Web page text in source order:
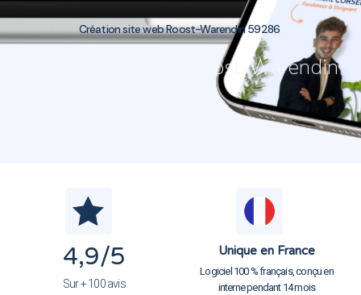
Création site web Roost-Warendin 59286
Création site web Roost-Warendin
4,9/5
Sur + 100 avis
Unique en France
Logiciel 100 % français, conçu en
interne pendant 14 mois